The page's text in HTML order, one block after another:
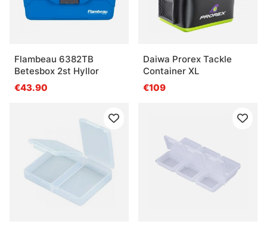
Flambeau 6382TB
Betesbox 2st Hyllor
€43.90
Daiwa Prorex Tackle
Container XL
€109